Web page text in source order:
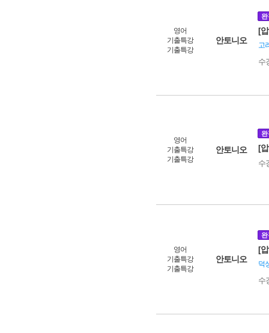
영어
기출특강
기출특강
안토니오
완
[
고
수
영어
기출특강
기출특강
안토니오
완
[
수
영어
기출특강
기출특강
안토니오
완
[
덕
수